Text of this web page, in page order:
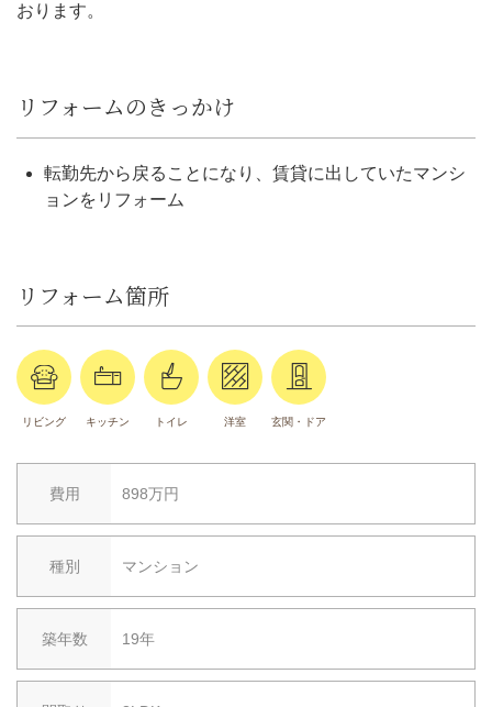
おります。
リフォームのきっかけ
転勤先から戻ることになり、賃貸に出していたマンシ
ョンをリフォーム
リフォーム箇所
リビング キッチン トイレ 洋室 玄関・ドア
費用 898万円
種別 マンション
築年数 19年